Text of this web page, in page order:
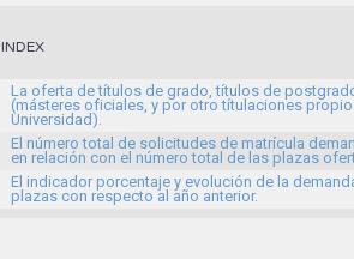
INDEX
La oferta de títulos de grado, títulos de
(másteres oficiales, y por otro títulaciones
Universidad).
El número total de solicitudes de matrícula
en relación con el número total de las plazas
El indicador porcentaje y evolución de la
plazas con respecto al año anterior.